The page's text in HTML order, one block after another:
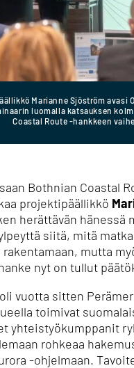
Marianne Sjöström avasi
luomalla katsauksen
Coastal Route -hankkeen
Bothnian Coastal
projektipäällikkö
herättävän hänessä
siitä, mitä
mutta
nyt on tullut
vuotta sitten
toimivat
yhteistyökumppanit
rohkeaa
-ohjelmaan.